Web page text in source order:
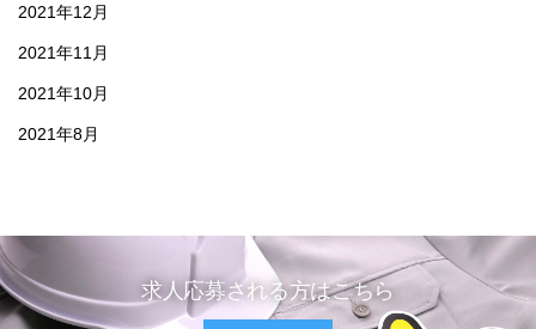
2021年12月
2021年11月
2021年10月
2021年8月
求人応募される方はこちら